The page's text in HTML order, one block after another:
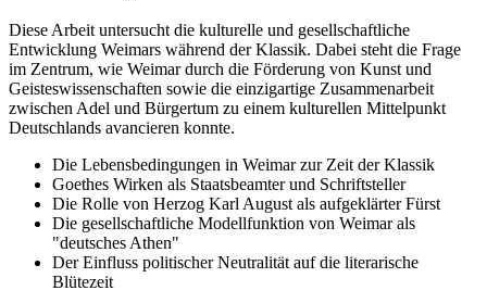
Diese Arbeit untersucht die kulturelle und gesellschaftliche
Entwicklung Weimars während der Klassik. Dabei steht die Frage
im Zentrum, wie Weimar durch die Förderung von Kunst und
Geisteswissenschaften sowie die einzigartige Zusammenarbeit
zwischen Adel und Bürgertum zu einem kulturellen Mittelpunkt
Deutschlands avancieren konnte.
Die Lebensbedingungen in Weimar zur Zeit der Klassik
Goethes Wirken als Staatsbeamter und Schriftsteller
Die Rolle von Herzog Karl August als aufgeklärter Fürst
Die gesellschaftliche Modellfunktion von Weimar als
"deutsches Athen"
Der Einfluss politischer Neutralität auf die literarische
Blütezeit